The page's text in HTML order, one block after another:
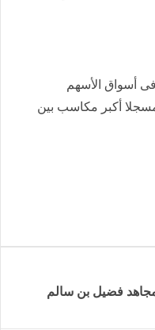
فى أسواق الأسهم
بما يصل نسبته نحو 2%، مسجلا أكبر مكاسب بين
فضيل بن سالم